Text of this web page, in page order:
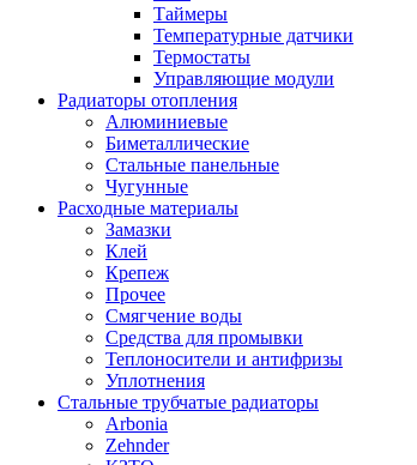
Таймеры
Температурные датчики
Термостаты
Управляющие модули
Радиаторы отопления
Алюминиевые
Биметаллические
Стальные панельные
Чугунные
Расходные материалы
Замазки
Клей
Крепеж
Прочее
Смягчение воды
Средства для промывки
Теплоносители и антифризы
Уплотнения
Стальные трубчатые радиаторы
Arbonia
Zehnder